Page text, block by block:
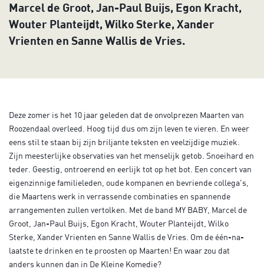
Marcel de Groot, Jan-Paul Buijs, Egon Kracht,
Wouter Planteijdt, Wilko Sterke, Xander
Vrienten en Sanne Wallis de Vries.
Deze zomer is het 10 jaar geleden dat de onvolprezen Maarten van
Roozendaal overleed. Hoog tijd dus om zijn leven te vieren. En weer
eens stil te staan bij zijn briljante teksten en veelzijdige muziek.
Zijn meesterlijke observaties van het menselijk getob. Snoeihard en
teder. Geestig, ontroerend en eerlijk tot op het bot. Een concert van
eigenzinnige familieleden, oude kompanen en bevriende collega’s,
die Maartens werk in verrassende combinaties en spannende
arrangementen zullen vertolken. Met de band MY BABY, Marcel de
Groot, Jan-Paul Buijs, Egon Kracht, Wouter Planteijdt, Wilko
Sterke, Xander Vrienten en Sanne Wallis de Vries. Om de één-na-
laatste te drinken en te proosten op Maarten! En waar zou dat
anders kunnen dan in De Kleine Komedie?